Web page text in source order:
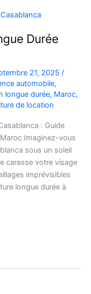
Durée
21, 2025 /
automobile,
longue durée, Maroc,
de location
: Guide
Imaginez-vous
sous un soleil
caresse votre visage
imprévisibles
longue durée à